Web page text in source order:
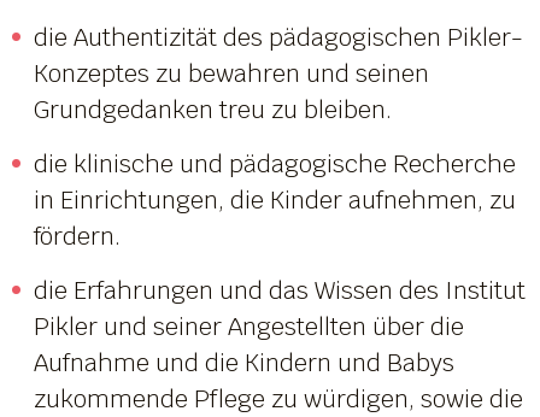
die Authentizität des pädagogischen Pikler-
Konzeptes zu bewahren und seinen
Grundgedanken treu zu bleiben.
die klinische und pädagogische Recherche
in Einrichtungen, die Kinder aufnehmen, zu
fördern.
die Erfahrungen und das Wissen des Institut
Pikler und seiner Angestellten über die
Aufnahme und die Kindern und Babys
zukommende Pflege zu würdigen, sowie die